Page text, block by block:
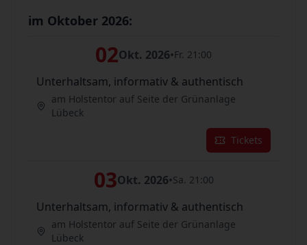
im Oktober 2026:
02Okt. 2026•Fr. 21:00
Unterhaltsam, informativ & authentisch
am Holstentor auf Seite der Grünanlage
Lübeck
Tickets
03Okt. 2026•Sa. 21:00
Unterhaltsam, informativ & authentisch
am Holstentor auf Seite der Grünanlage
Lübeck